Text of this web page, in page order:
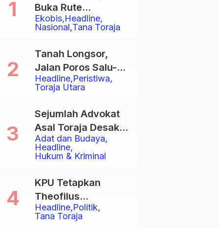
Ekobis Headline
Nasional Tana Toraja
Buka Rute
Penerbangan
Langsung Toraja-
Balikpapan
Headline Peristiwa
Toraja Utara
Tanah Longsor,
Jalan Poros Salu-
Dende’ Tertutup
Total
Adat dan Budaya
Headline
Hukum & Kriminal
Sejumlah Advokat
Asal Toraja Desak
Mahkamah Agung
Larang Penggunaan
Eksekusi Rumah
Adat Tongkonan
Headline Politik
Tana Toraja
KPU Tetapkan
Theofilus
Allorerung dan
Zadrak Tombe